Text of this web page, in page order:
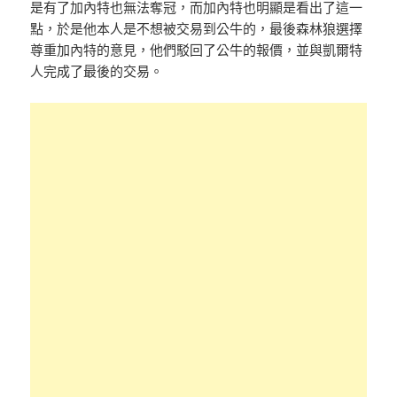
是有了加內特也無法奪冠，而加內特也明顯是看出了這一
點，於是他本人是不想被交易到公牛的，最後森林狼選擇
尊重加內特的意見，他們駁回了公牛的報價，並與凱爾特
人完成了最後的交易。